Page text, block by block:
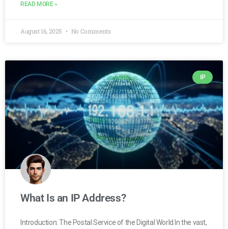
READ MORE »
August 16, 2025 No Comments
IP
What Is an IP Address?
Introduction: The Postal Service of the Digital World In the vast,